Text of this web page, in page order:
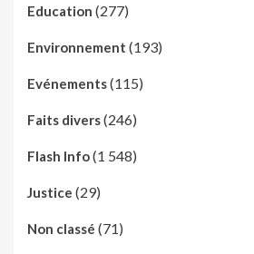
Education (277)
Environnement (193)
Evénements(115)
Faits divers(246)
Flash Info(1 548)
Justice (29)
Non classé (71)